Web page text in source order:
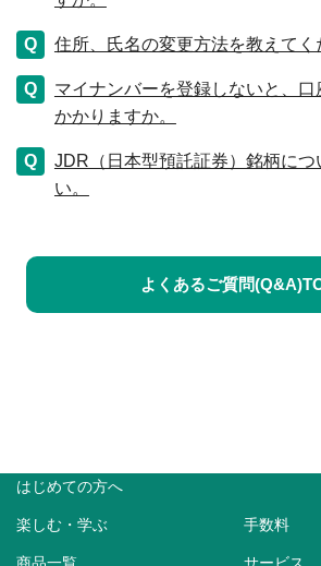
住所、氏名の変更方法を教えてく
マイナンバーを登録しないと、
かかりますか。
JDR（日本型預託証券）銘柄につ
い。
よくあるご質問
はじめての方へ
楽しむ・学ぶ 手数料